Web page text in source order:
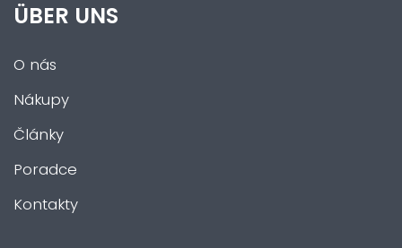
ÜBER UNS
O nás
Nákupy
Články
Poradce
Kontakty